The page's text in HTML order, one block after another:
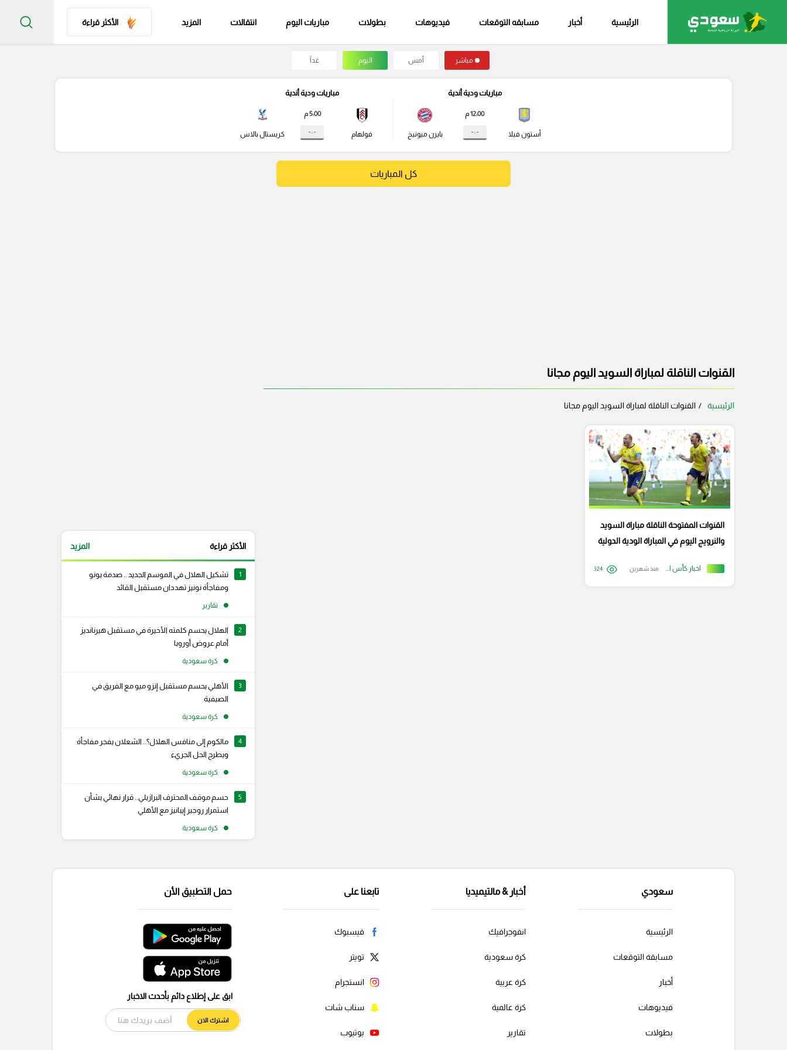
الرئيسية أخبار مسابقه التوقعات فيديوهات بطولات مباريات اليوم انتقالات المزيد الأكثر قراءة
مباشر أمس اليوم غداً
مباريات ودية أندية
أستون فيلا
12:00 م
- : - بايرن ميونيخ
مباريات ودية أندية
فولهام
5:00 م
- : - كريستال بالاس
كل المباريات
القنوات الناقلة لمباراة السويد اليوم مجانا
الرئيسية القنوات الناقلة لمباراة السويد اليوم مجانا
اخبار كأس العالم
القنوات المفتوحة الناقلة مباراة السويد
والنرويج اليوم في المباراة الودية الدولية
منذ شهرين 324
الأكثر قراءة المزيد
1
تشكيل الهلال في الموسم الجديد .. صدمة بونو
ومفاجأة نونيز تهددان مستقبل القائد
تقارير
2
الهلال يحسم كلمته الأخيرة في مستقبل هيرنانديز
أمام عروض أوروبا
كرة سعودية
3
الأهلي يحسم مستقبل إنزو ميو مع الفريق في
الصيفية
كرة سعودية
4
مالكوم إلى منافس الهلال؟.. الشعلان يفجر مفاجأة
ويطرح الحل الجريء
كرة سعودية
5
حسم موقف المحترف البرازيلي.. قرار نهائي بشأن
استمرار روجير إيبانيز مع الأهلي
كرة سعودية
سعودي
الرئيسية
مسابقة التوقعات
أخبار
فيديوهات
بطولات
أخبار & مالتيميديا
انفوجرافيك
كرة سعودية
كرة عربية
كرة عالمية
تقارير
تابعنا على
فيسبوك
تويتر
انستجرام
سناب شات
يوتيوب
حمل التطبيق الأن
ابق على إطلاع دائم بأحدث الاخبار
اشترك الان